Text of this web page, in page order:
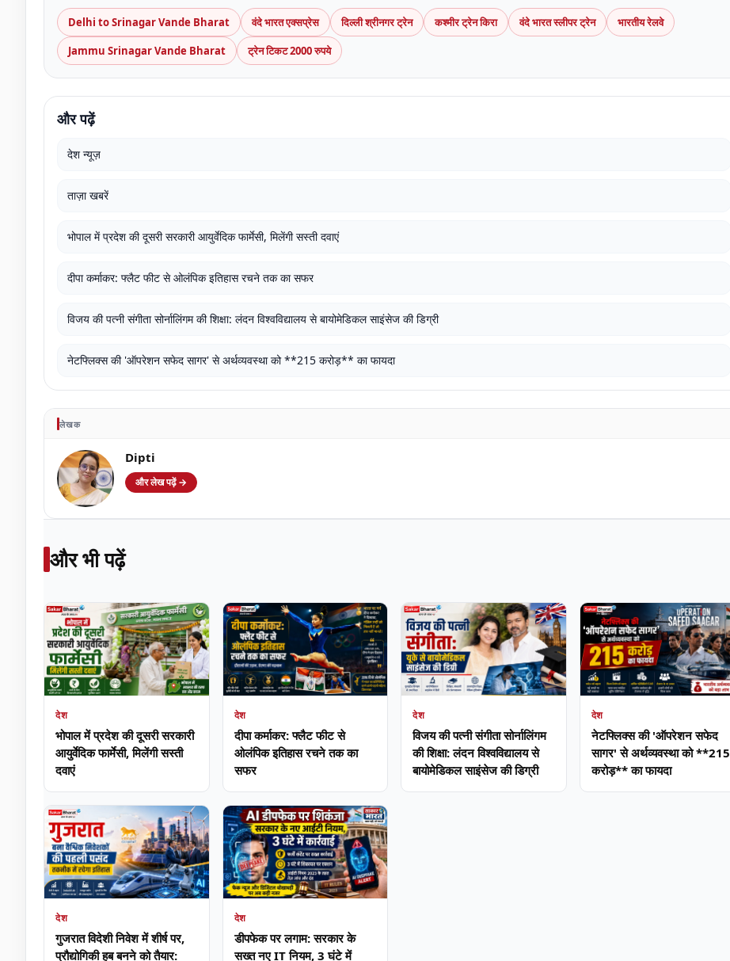
Delhi to Srinagar Vande Bharat वंदे भारत एक्सप्रेस दिल्ली श्रीनगर ट्रेन कश्मीर ट्रेन किरा वंदे भारत स्लीपर ट्रेन
भारतीय रेलवे
Jammu Srinagar Vande Bharat
ट्रेन टिकट 2000 रुपये
और पढ़ें
देश न्यूज़
ताज़ा खबरें
भोपाल में प्रदेश की दूसरी सरकारी आयुर्वेदिक फार्मेसी, मिलेंगी सस्ती दवाएं
दीपा कर्माकर: फ्लैट फीट से ओलंपिक इतिहास रचने तक का सफर
विजय की पत्नी संगीता सोर्नालिंगम की शिक्षा: लंदन विश्वविद्यालय से बायोमेडिकल साइंसेज की डिग्री
नेटफ्लिक्स की 'ऑपरेशन सफेद सागर' से अर्थव्यवस्था को **215 करोड़** का फायदा
लेखक
Dipti
और लेख पढ़ें →
और भी पढ़ें
देश
भोपाल में प्रदेश की दूसरी सरकारी
आयुर्वेदिक फार्मेसी, मिलेंगी सस्ती
दवाएं
देश
दीपा कर्माकर: फ्लैट फीट से
ओलंपिक इतिहास रचने तक का
सफर
देश
विजय की पत्नी संगीता सोर्नालिंगम
की शिक्षा: लंदन विश्वविद्यालय से
बायोमेडिकल साइंसेज की डिग्री
देश
नेटफ्लिक्स की 'ऑपरेशन सफेद
सागर' से अर्थव्यवस्था को **215
करोड़** का फायदा
देश
गुजरात विदेशी निवेश में शीर्ष पर,
प्रौद्योगिकी हब बनने को तैयार:
देश
डीपफेक पर लगाम: सरकार के
सख्त नए IT नियम, 3 घंटे में